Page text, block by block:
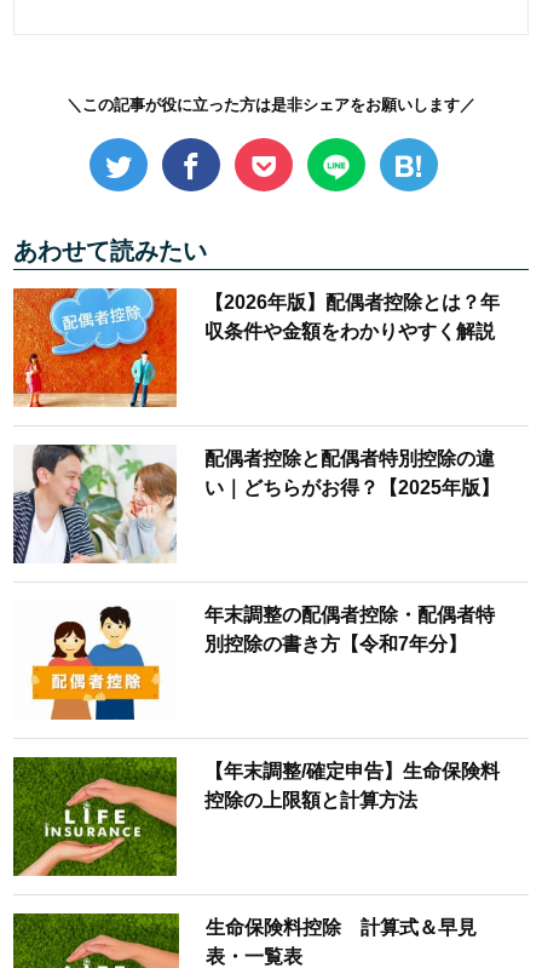
＼この記事が役に立った方は是非シェアをお願いします／
あわせて読みたい
【2026年版】配偶者控除とは？年
収条件や金額をわかりやすく解説
配偶者控除と配偶者特別控除の違
い｜どちらがお得？【2025年版】
年末調整の配偶者控除・配偶者特
別控除の書き方【令和7年分】
【年末調整/確定申告】生命保険料
控除の上限額と計算方法
生命保険料控除 計算式＆早見
表・一覧表